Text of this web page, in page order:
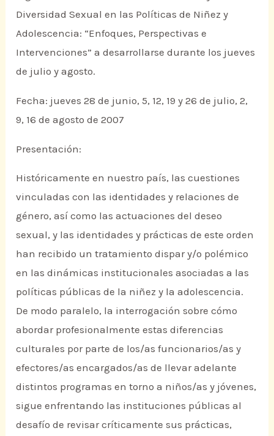
Diversidad Sexual en las Políticas de Niñez y
Adolescencia: “Enfoques, Perspectivas e
Intervenciones” a desarrollarse durante los jueves
de julio y agosto.
Fecha: jueves 28 de junio, 5, 12, 19 y 26 de julio, 2,
9, 16 de agosto de 2007
Presentación:
Históricamente en nuestro país, las cuestiones
vinculadas con las identidades y relaciones de
género, así como las actuaciones del deseo
sexual, y las identidades y prácticas de este orden
han recibido un tratamiento dispar y/o polémico
en las dinámicas institucionales asociadas a las
políticas públicas de la niñez y la adolescencia.
De modo paralelo, la interrogación sobre cómo
abordar profesionalmente estas diferencias
culturales por parte de los/as funcionarios/as y
efectores/as encargados/as de llevar adelante
distintos programas en torno a niños/as y jóvenes,
sigue enfrentando las instituciones públicas al
desafío de revisar críticamente sus prácticas,